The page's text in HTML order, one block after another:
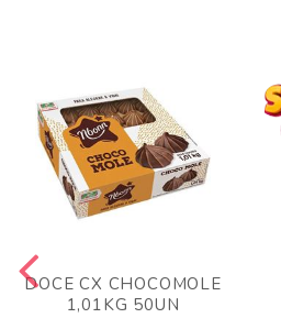
DOCE CX CHOCOMOLE
1,01KG 50UN